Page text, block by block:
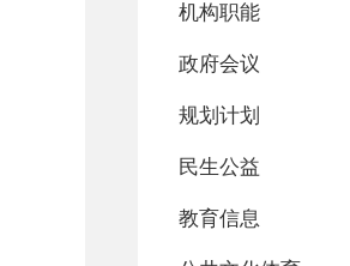
机构职能
政府会议
规划计划
民生公益
教育信息